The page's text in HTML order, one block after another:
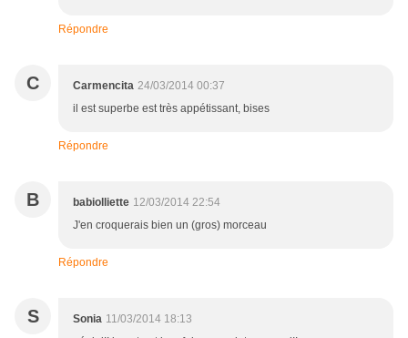
Répondre
C Carmencita 24/03/2014 00:37
il est superbe est très appétissant, bises
Répondre
B babiolliette 12/03/2014 22:54
J'en croquerais bien un (gros) morceau
Répondre
S Sonia 11/03/2014 18:13